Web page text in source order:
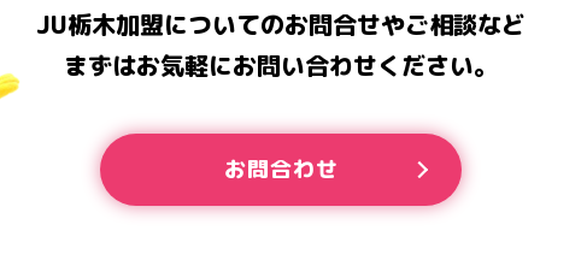
JU栃木加盟についてのお問合せやご相談など
まずはお気軽にお問い合わせください。
お問合わせ